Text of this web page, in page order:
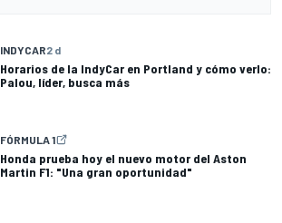
INDYCAR2 d
Horarios de la IndyCar en Portland y cómo verlo:
Palou, líder, busca más
FÓRMULA 1
Honda prueba hoy el nuevo motor del Aston
Martin F1: "Una gran oportunidad"